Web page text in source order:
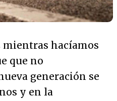
hacíamos
que no
generación se
y en la